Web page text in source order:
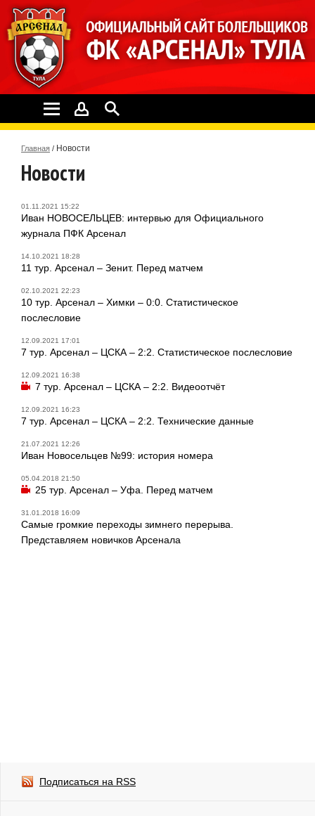
Главная / Новости
Новости
01.11.2021 15:22
Иван НОВОСЕЛЬЦЕВ: интервью для Официального
журнала ПФК Арсенал
14.10.2021 18:28
11 тур. Арсенал – Зенит. Перед матчем
02.10.2021 22:23
10 тур. Арсенал – Химки – 0:0. Статистическое
послесловие
12.09.2021 17:01
7 тур. Арсенал – ЦСКА – 2:2. Статистическое послесловие
12.09.2021 16:38
7 тур. Арсенал – ЦСКА – 2:2. Видеоотчёт
12.09.2021 16:23
7 тур. Арсенал – ЦСКА – 2:2. Технические данные
21.07.2021 12:26
Иван Новосельцев №99: история номера
05.04.2018 21:50
25 тур. Арсенал – Уфа. Перед матчем
31.01.2018 16:09
Самые громкие переходы зимнего перерыва.
Представляем новичков Арсенала
Подписаться на RSS